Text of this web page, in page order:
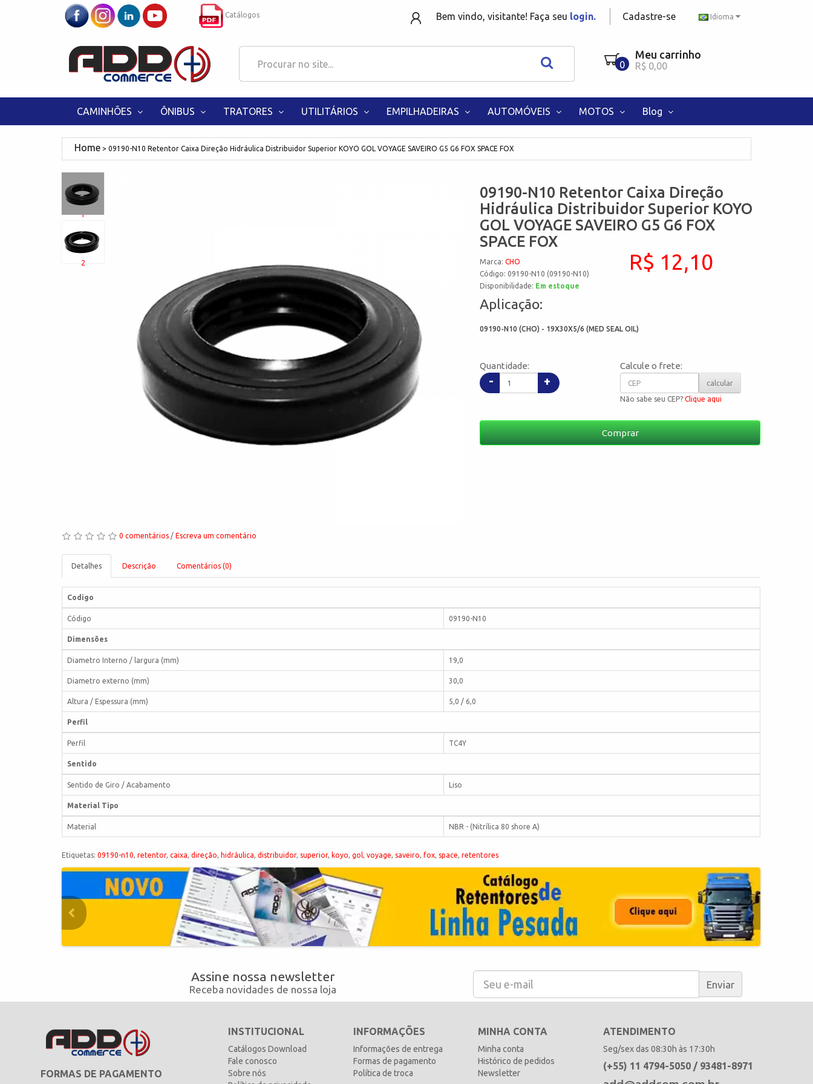
Idioma
Catálogos Bem vindo, visitante! Faça seu login. Cadastre-se
0
Meu carrinho
R$ 0,00
CAMINHÕES ÔNIBUS TRATORES UTILITÁRIOS EMPILHADEIRAS AUTOMÓVEIS MOTOS Blog
09190-N10 Retentor Caixa Direção Hidráulica Distribuidor Superior KOYO GOL VOYAGE SAVEIRO G5 G6 FOX SPACE FOX
1
2
0 comentários / Escreva um comentário
09190-N10 Retentor Caixa Direção
Hidráulica Distribuidor Superior KOYO
GOL VOYAGE SAVEIRO G5 G6 FOX
SPACE FOX
Marca:CHO
Código: 09190-N10 (09190-N10)
Disponibilidade: Em estoque
R$ 12,10
Aplicação:
09190-N10 (CHO) - 19X30X5/6 (MED SEAL OIL)
Quantidade:
- +
Calcule o frete:
calcular
Não sabe seu CEP?Clique aqui
Comprar
Detalhes Descrição Comentários (0)
Codigo
Código 09190-N10
Dimensões
Diametro Interno / largura (mm) 19,0
Diametro externo (mm) 30,0
Altura / Espessura (mm) 5,0 / 6,0
Perfil
Perfil TC4Y
Sentido
Sentido de Giro / Acabamento Liso
Material Tipo
Material NBR - (Nitrílica 80 shore A)
Etiquetas: 09190-n10, retentor, caixa, direção, hidráulica, distribuidor, superior, koyo, gol, voyage, saveiro, fox, space, retentores
Assine nossa newsletter
Receba novidades de nossa loja Enviar
FORMAS DE PAGAMENTO
INSTITUCIONAL
Catálogos Download
Fale conosco
Sobre nós
INFORMAÇÕES
Informações de entrega
Formas de pagamento
Política de troca
MINHA CONTA
Minha conta
Histórico de pedidos
Newsletter
ATENDIMENTO
Seg/sex das 08:30h às 17:30h
(+55) 11 4794-5050 / 93481-8971